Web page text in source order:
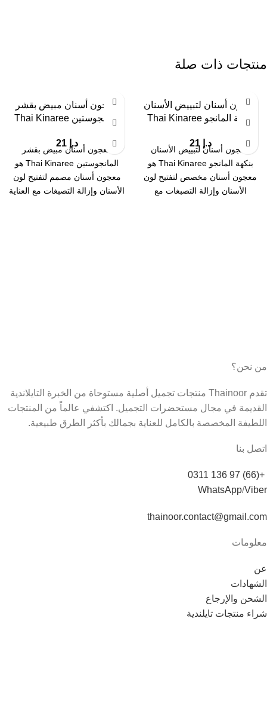
منتجات ذات صلة
معجون أسنان لتبييض الأسنان
بنكهة المانجو Thai Kinaree
د.إ 21
معجون أسنان لتبييض الأسنان
بنكهة المانجو Thai Kinaree هو
معجون أسنان مخصص لتفتيح لون
الأسنان وإزالة التصبغات مع
معجون أسنان مبيض بقشر
المانجوستين Thai Kinaree
د.إ 21
معجون أسنان مبيض بقشر
المانجوستين Thai Kinaree هو
معجون أسنان مصمم لتفتيح لون
الأسنان وإزالة التصبغات مع العناية
من نحن؟
تقدم Thainoor منتجات تجميل أصلية مستوحاة من الخبرة التايلاندية
القديمة في مجال مستحضرات التجميل. اكتشفي عالماً من المنتجات
اللطيفة المخصصة بالكامل للعناية بجمالك بأكثر الطرق طبيعية.
اتصل بنا
+(66) 97 136 0311
WhatsApp/Viber
thainoor.contact@gmail.com
معلومات
عن
الشهادات
الشحن والإرجاع
شراء منتجات تايلندية